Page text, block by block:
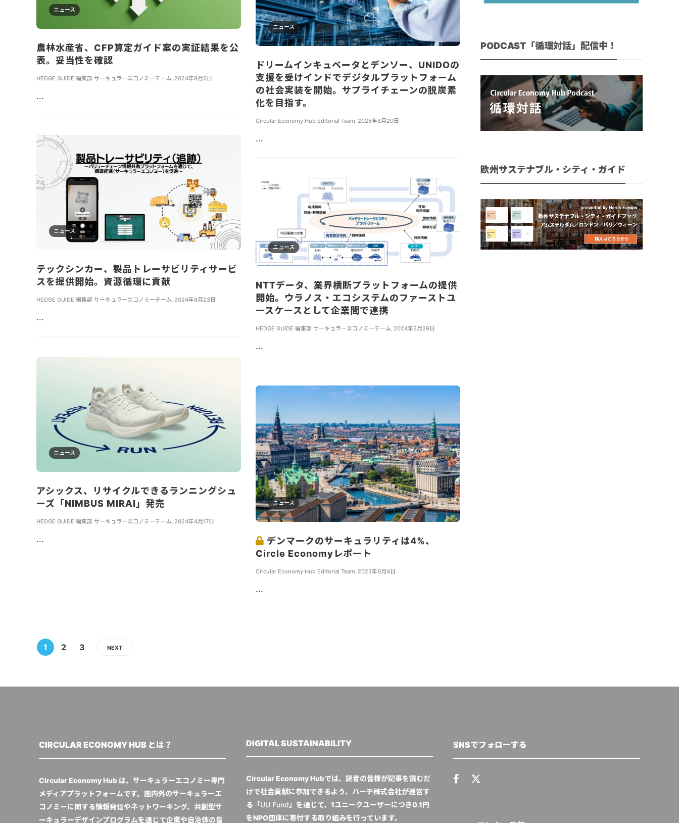
ニュース
ドリームインキュベータとデンソー、UNIDOの
支援を受けインドでデジタルプラットフォーム
の社会実装を開始。サプライチェーンの脱炭素
化を目指す。
Circular Economy Hub Editorial Team 2025年8月20日
...
ニュース
農林水産省、CFP算定ガイド案の実証結果を公
表。妥当性を確認
HEDGE GUIDE 編集部 サーキュラーエコノミーチーム 2024年9月5日
...
ニュース
テックシンカー、製品トレーサビリティサービ
スを提供開始。資源循環に貢献
HEDGE GUIDE 編集部 サーキュラーエコノミーチーム 2024年8月23日
...
ニュース
NTTデータ、業界横断プラットフォームの提供
開始。ウラノス・エコシステムのファーストユ
ースケースとして企業間で連携
HEDGE GUIDE 編集部 サーキュラーエコノミーチーム, 2024年5月29日
...
ニュース
アシックス、リサイクルできるランニングシュ
ーズ「NIMBUS MIRAI」発売
HEDGE GUIDE 編集部 サーキュラーエコノミーチーム 2024年4月17日
...
ニュース
デンマークのサーキュラリティは4%、
Circle Economyレポート
Circular Economy Hub Editorial Team 2023年9月4日
...
1 2 3 NEXT
PODCAST「循環対話」配信中！
欧州サステナブル・シティ・ガイド
CIRCULAR ECONOMY HUB とは？
Circular Economy Hub は、サーキュラーエコノミー専門
メディアプラットフォームです。国内外のサーキュラーエ
コノミーに関する情報発信やネットワーキング、共創型サ
ーキュラーデザインプログラムを通じて企業や自治体の皆
DIGITAL SUSTAINABILITY
Circular Economy Hubでは、読者の皆様が記事を読むだ
けで社会貢献に参加できるよう、ハーチ株式会社が運営す
る「UU Fund 」を通じて、1ユニークユーザーにつき0.1円
をNPO団体に寄付する取り組みを行っています。
SNSでフォローする